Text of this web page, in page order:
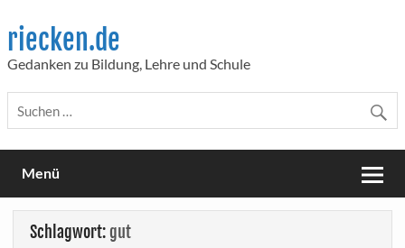
content
riecken.de
Gedanken zu Bildung, Lehre und Schule
Menü
Schlagwort: gut